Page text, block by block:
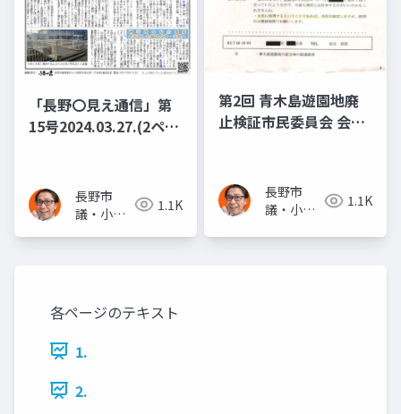
「長野〇見え通信」第
15号2024.03.27.(2ペー
後に「お寺」の意向か
城山駐車場 高額有料化
◆山間部の学校は冷房
長野市
議・小泉
1.1K
第2回 青木島遊園地廃
止検証市民委員会 会議
長野市
議・小泉
1.1K
各ページのテキスト
1.
2.